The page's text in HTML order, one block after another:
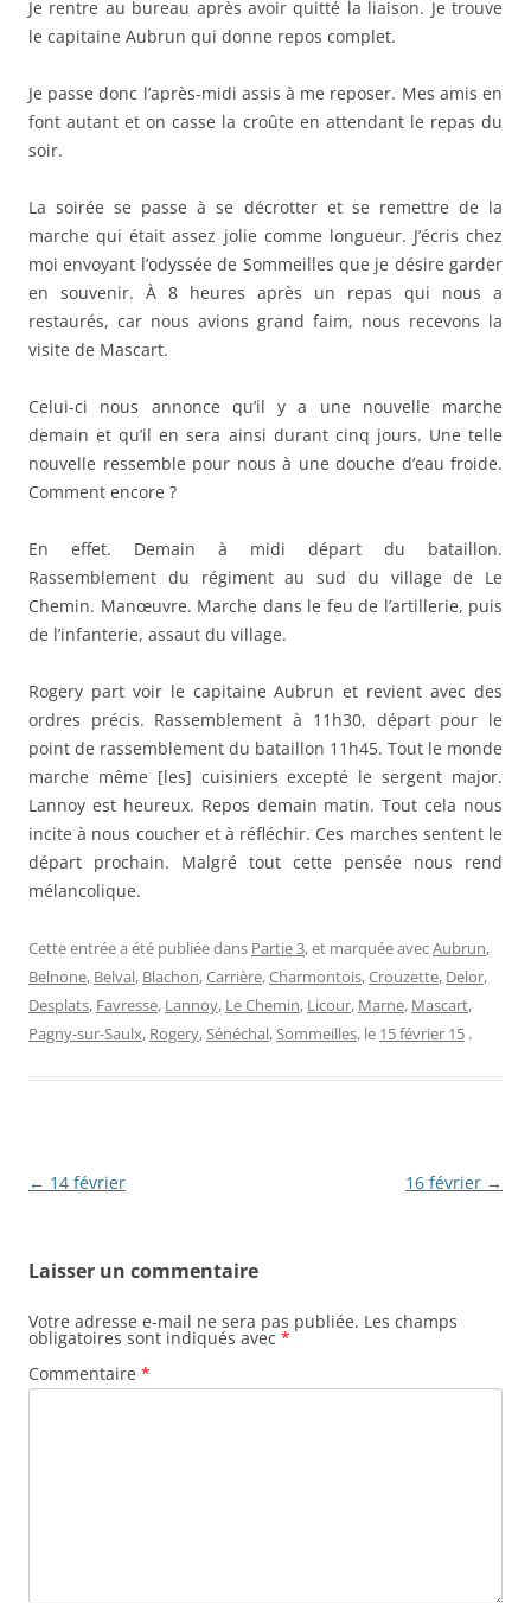
Je rentre au bureau après avoir quitté la liaison. Je trouve
le capitaine Aubrun qui donne repos complet.
Je passe donc l’après-midi assis à me reposer. Mes amis en
font autant et on casse la croûte en attendant le repas du
soir.
La soirée se passe à se décrotter et se remettre de la
marche qui était assez jolie comme longueur. J’écris chez
moi envoyant l’odyssée de Sommeilles que je désire garder
en souvenir. À 8 heures après un repas qui nous a
restaurés, car nous avions grand faim, nous recevons la
visite de Mascart.
Celui-ci nous annonce qu’il y a une nouvelle marche
demain et qu’il en sera ainsi durant cinq jours. Une telle
nouvelle ressemble pour nous à une douche d’eau froide.
Comment encore ?
En effet. Demain à midi départ du bataillon.
Rassemblement du régiment au sud du village de Le
Chemin. Manœuvre. Marche dans le feu de l’artillerie, puis
de l’infanterie, assaut du village.
Rogery part voir le capitaine Aubrun et revient avec des
ordres précis. Rassemblement à 11h30, départ pour le
point de rassemblement du bataillon 11h45. Tout le monde
marche même [les] cuisiniers excepté le sergent major.
Lannoy est heureux. Repos demain matin. Tout cela nous
incite à nous coucher et à réfléchir. Ces marches sentent le
départ prochain. Malgré tout cette pensée nous rend
mélancolique.
Cette entrée a été publiée dans Partie 3, et marquée avecAubrun,
Belnone, Belval, Blachon,Carrière,Charmontois,Crouzette, Delor,
Desplats, Favresse, Lannoy, Le Chemin, Licour, Marne, Mascart,
Pagny-sur-Saulx, Rogery,Sénéchal,Sommeilles, le 15 février 15 .
Navigation
← 14 février 16 février →
Laisser un commentaire
Votre adresse e-mail ne sera pas publiée. Les champs
obligatoires sont indiqués avec *
Commentaire *